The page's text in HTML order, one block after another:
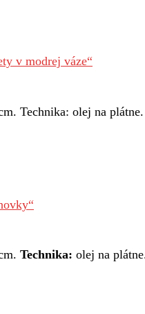
v modrej váze“
Technika: olej na plátne.
Technika: olej na